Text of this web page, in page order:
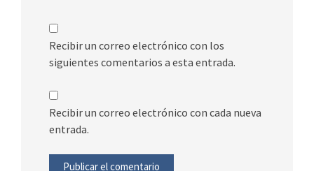
Recibir un correo electrónico con los
siguientes comentarios a esta entrada.
Recibir un correo electrónico con cada nueva
entrada.